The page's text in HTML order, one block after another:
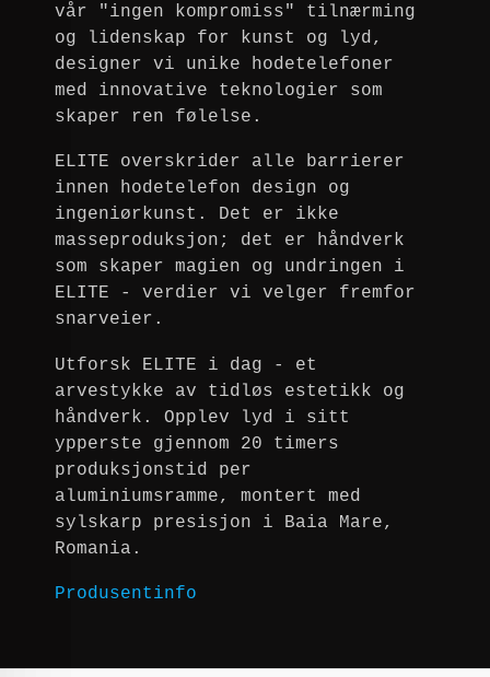
vår "ingen kompromiss" tilnærming
og lidenskap for kunst og lyd,
designer vi unike hodetelefoner
med innovative teknologier som
skaper ren følelse.
ELITE overskrider alle barrierer
innen hodetelefon design og
ingeniørkunst. Det er ikke
masseproduksjon; det er håndverk
som skaper magien og undringen i
ELITE - verdier vi velger fremfor
snarveier.
Utforsk ELITE i dag - et
arvestykke av tidløs estetikk og
håndverk. Opplev lyd i sitt
ypperste gjennom 20 timers
produksjonstid per
aluminiumsramme, montert med
sylskarp presisjon i Baia Mare,
Romania.
Produsentinfo